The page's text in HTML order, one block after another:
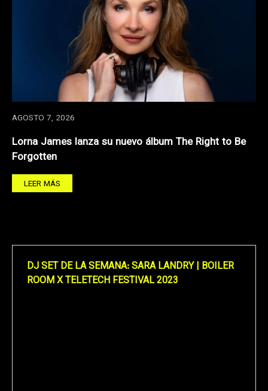
AGOSTO 7, 2026
Lorna James lanza su nuevo álbum The Right to Be
Forgotten
LEER MÁS
DJ SET DE LA SEMANA: SARA LANDRY | BOILER
ROOM X TELETECH FESTIVAL 2023